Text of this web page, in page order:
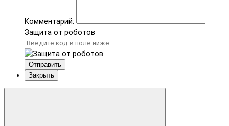
Комментарий:
Защита от роботов
Отправить
Закрыть